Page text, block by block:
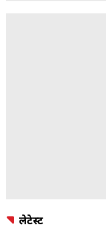
लेटेस्ट